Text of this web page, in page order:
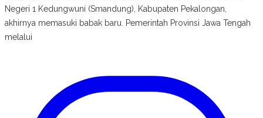
Negeri 1 Kedungwuni (Smandung), Kabupaten Pekalongan,
akhirnya memasuki babak baru. Pemerintah Provinsi Jawa Tengah
melalui